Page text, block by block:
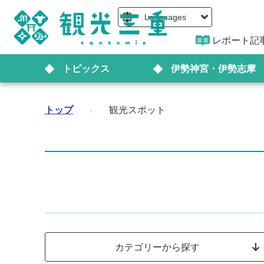
Languages
レポート記
トピックス 伊勢神宮・伊勢志摩
トップ › 観光スポット
カテゴリーから探す